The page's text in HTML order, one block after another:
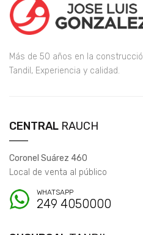
Más de 50 años en la
Tandil, Experiencia y calidad.
CENTRAL RAUCH
Coronel Suárez 460
Local de venta al público
WHATSAPP
249 4050000